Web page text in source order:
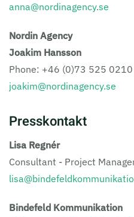
anna@nordinagency.se
Nordin Agency
Joakim Hansson
Phone: +46 (0)73 525 0210
joakim@nordinagency.se
Presskontakt
Lisa Regnér
Consultant - Project
Bindefeld Kommunikation